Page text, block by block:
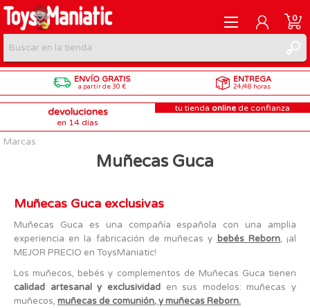
REGISTRARME
INICIAR SESIÓN
0
ENVÍO GRATIS
a partir de 30 €
ENTREGA
24/48 horas
devoluciones
en 14 días
tu tienda online de confianza
Marcas
Muñecas Guca
Muñecas Guca exclusivas
Muñecas Guca es una compañía española con una amplia
experiencia en la fabricación de muñecas y bebés Reborn, ¡al
MEJOR PRECIO en ToysManiatic!
Los muñecos, bebés y complementos de Muñecas Guca tienen
calidad artesanal y exclusividaden sus modelos: muñecas y
muñecos, muñecas de comunión, ymuñecas Reborn.